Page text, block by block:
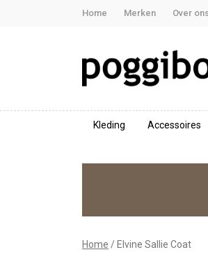
Home Merken Over
Kleding Accessoires
Elvine
Home Elvine Sallie Coat